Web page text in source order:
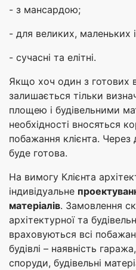
- з мансардою;
- для великих, маленьких
- сучасні та елітні.
Якщо хоч один з готових
залишається тільки
площею і будівельними
необхідності вносяться
побажання клієнта. Через
буде готова.
На вимогу Клієнта
індивідуальне
матеріалів. Замовлення
архітектурної та
враховуються всі
будівлі – наявність
споруди, будівельні